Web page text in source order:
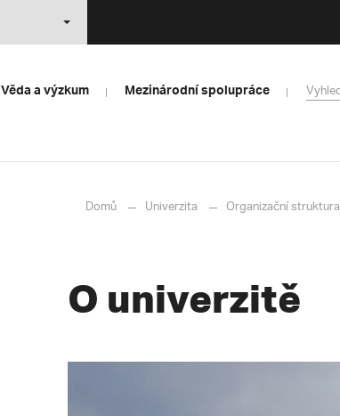
Věda a výzkum Mezinárodní spolupráce
Domů Univerzita Organizační struktura
O univerzitě